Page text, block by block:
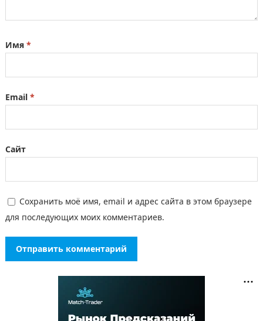
Имя *
Email *
Сайт
Сохранить моё имя, email и адрес сайта в этом браузере
для последующих моих комментариев.